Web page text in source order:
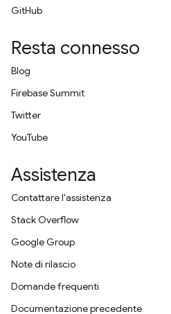
GitHub
Resta connesso
Blog
Firebase Summit
Twitter
YouTube
Assistenza
Contattare l'assistenza
Stack Overflow
Google Group
Note di rilascio
Domande frequenti
Documentazione precedente